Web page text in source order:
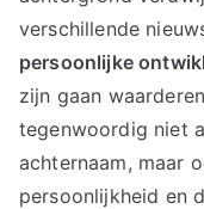
verschillende
persoonlijke
zijn gaan
tegenwoordig niet
achternaam, maar
persoonlijkheid en